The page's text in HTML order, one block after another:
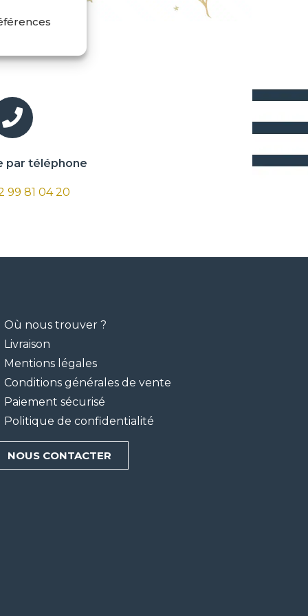
par téléphone
99 81 04 20
Où nous trouver ?
Livraison
Mentions légales
Conditions générales de vente
Paiement sécurisé
Politique de confidentialité
NOUS CONTACTER